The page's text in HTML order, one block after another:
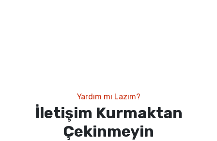
Yardım mı Lazım?
İletişim Kurmaktan
Çekinmeyin